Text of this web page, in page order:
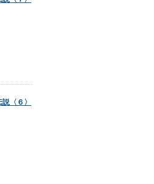
〈６〉